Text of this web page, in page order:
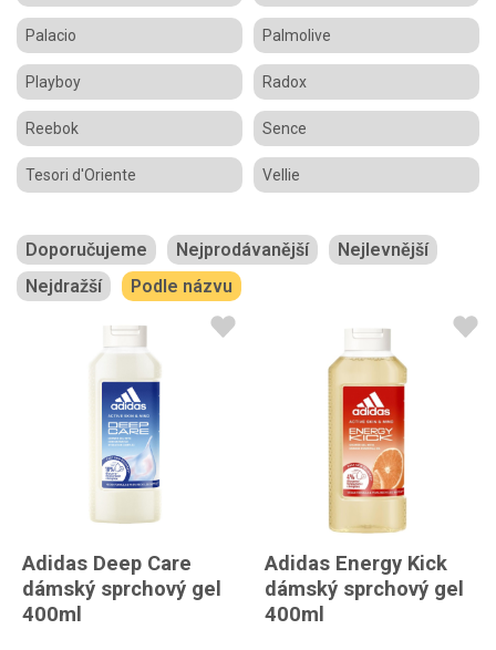
Palacio Palmolive
Playboy Radox
Reebok Sence
Tesori d'Oriente Vellie
Doporučujeme Nejprodávanější
Nejlevnější
Nejdražší
Podle názvu
Adidas Deep Care
dámský sprchový gel
400ml
Adidas Energy Kick
dámský sprchový gel
400ml